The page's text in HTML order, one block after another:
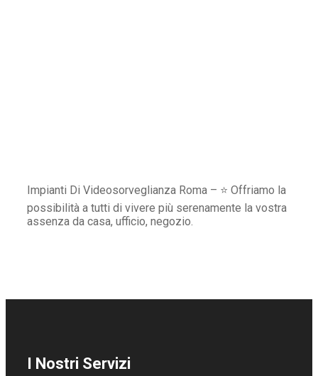
Impianti Di Videosorveglianza Roma – ⭐ Offriamo la
possibilità a tutti di vivere più serenamente la vostra
assenza da casa, ufficio, negozio.
I Nostri Servizi